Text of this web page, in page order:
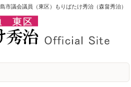
市議会議員（東区）もりばたけ秀治（森畠秀治）